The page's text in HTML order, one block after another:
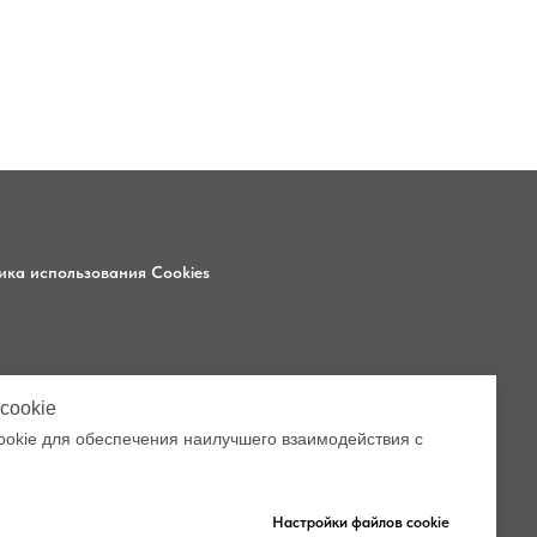
использования Cookies
помещ. 1
для обеспечения наилучшего взаимодействия с
Настройки файлов cookie